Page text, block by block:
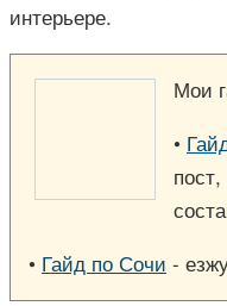
интерьере.
Мои
•
• Гайд по Сочи -